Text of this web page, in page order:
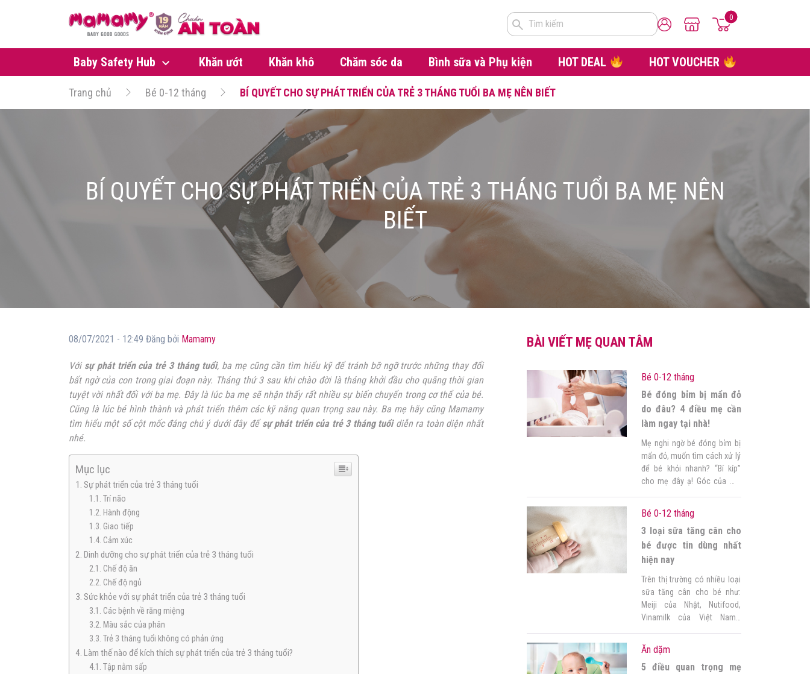
Tìm kiếm
0
Baby Safety Hub Khăn ướt Khăn khô Chăm sóc da Bình sữa và Phụ kiện HOT DEAL HOT VOUCHER
Trang chủ Bé 0-12 tháng BÍ QUYẾT CHO SỰ PHÁT TRIỂN CỦA TRẺ 3 THÁNG TUỔI BA MẸ NÊN BIẾT
BÍ QUYẾT CHO SỰ PHÁT TRIỂN CỦA TRẺ 3 THÁNG TUỔI BA MẸ NÊN
BIẾT
08/07/2021 - 12:49 Đăng bởi Mamamy
Với sự phát triển của trẻ 3 tháng tuổi, ba mẹ cũng cần tìm hiểu kỹ để tránh bỡ ngỡ trước những thay đổi
bất ngờ của con trong giai đoạn này. Tháng thứ 3 sau khi chào đời là tháng khởi đầu cho quãng thời gian
tuyệt vời nhất đối với ba mẹ. Đây là lúc ba mẹ sẽ nhận thấy rất nhiều sự biến chuyển trong cơ thể của bé.
Cũng là lúc bé hình thành và phát triển thêm các kỹ năng quan trọng sau này. Ba mẹ hãy cũng Mamamy
tìm hiểu một số cột mốc đáng chú ý dưới đây để sự phát triển của trẻ 3 tháng tuổi diễn ra toàn diện nhất
nhé.
Mục lục
1. Sự phát triển của trẻ 3 tháng tuổi
1.1. Trí não
1.2. Hành động
1.3. Giao tiếp
1.4. Cảm xúc
2. Dinh dưỡng cho sự phát triển của trẻ 3 tháng tuổi
2.1. Chế độ ăn
2.2. Chế độ ngủ
3. Sức khỏe với sự phát triển của trẻ 3 tháng tuổi
3.1. Các bệnh về răng miệng
3.2. Màu sắc của phân
3.3. Trẻ 3 tháng tuổi không có phản ứng
4. Làm thế nào để kích thích sự phát triển của trẻ 3 tháng tuổi?
4.1. Tập nằm sấp
BÀI VIẾT MẸ QUAN TÂM
Bé 0-12 tháng
Bé đóng bỉm bị mẩn đỏ
do đâu? 4 điều mẹ cần
làm ngay tại nhà!
Mẹ nghi ngờ bé đóng bỉm bị
mẩn đỏ, muốn tìm cách xử lý
để bé khỏi nhanh? “Bí kíp”
cho mẹ đây ạ! Góc của mẹ
da mẩn đỏ nhanh chóng, vừa
giúp ngừa mẩn đỏ tối đa. 1.
Xác định […]
Bé 0-12 tháng
3 loại sữa tăng cân cho
bé được tin dùng nhất
hiện nay
Trên thị trường có nhiều loại
sữa tăng cân cho bé như:
Meiji của Nhật, Nutifood,
Vinamilk của Việt Nam…
biết chọn loại nào. Mẹ đừng
lo! Bài viết này, Góc của mẹ
sẽ bật mí kinh nghiệm chọn
Ăn dặm
5 điều quan trọng mẹ